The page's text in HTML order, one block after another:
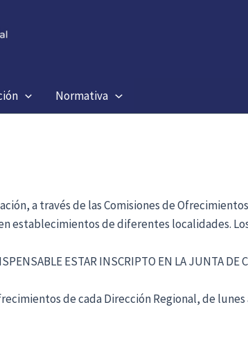
Normativa
a través de las Comisiones de
establecimientos de diferentes localidades.
ESTAR INSCRIPTO EN LA JUNTA DE
de cada Dirección Regional, de lunes